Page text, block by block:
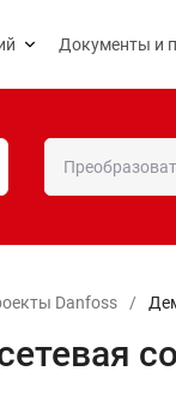
Документы и
Danfoss /